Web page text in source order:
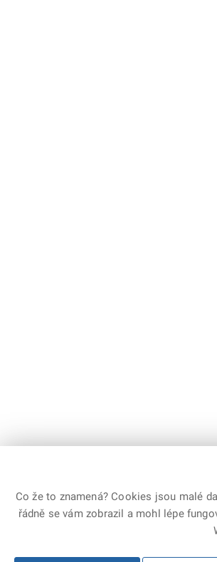
Co že to znamená? Cookies jsou malé
řádně se vám zobrazil a mohl lépe